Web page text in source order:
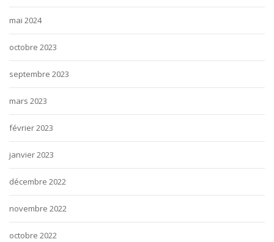
mai 2024
octobre 2023
septembre 2023
mars 2023
février 2023
janvier 2023
décembre 2022
novembre 2022
octobre 2022